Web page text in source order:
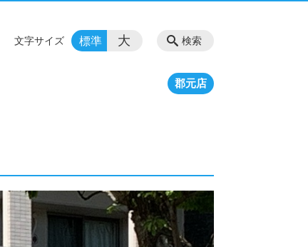
郡元店
検索
文字サイズ 標準 大